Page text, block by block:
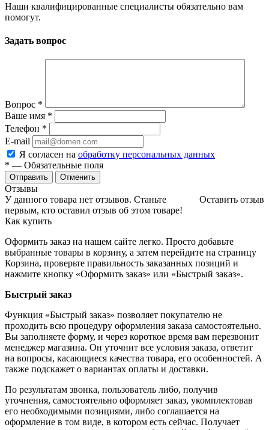
Наши квалифицированные специалисты обязательно вам
помогут.
Задать вопрос
Вопрос *
Ваше имя *
Телефон *
E-mail
Я согласен на обработку персональных данных
* — Обязательные поля
Отменить
Отзывы
Оставить отзыв
У данного товара нет отзывов. Станьте
первым, кто оставил отзыв об этом товаре!
Как купить
Оформить заказ на нашем сайте легко. Просто добавьте
выбранные товары в корзину, а затем перейдите на страницу
Корзина, проверьте правильность заказанных позиций и
нажмите кнопку «Оформить заказ» или «Быстрый заказ».
Быстрый заказ
Функция «Быстрый заказ» позволяет покупателю не
проходить всю процедуру оформления заказа самостоятельно.
Вы заполняете форму, и через короткое время вам перезвонит
менеджер магазина. Он уточнит все условия заказа, ответит
на вопросы, касающиеся качества товара, его особенностей. А
также подскажет о вариантах оплаты и доставки.
По результатам звонка, пользователь либо, получив
уточнения, самостоятельно оформляет заказ, укомплектовав
его необходимыми позициями, либо соглашается на
оформление в том виде, в котором есть сейчас. Получает